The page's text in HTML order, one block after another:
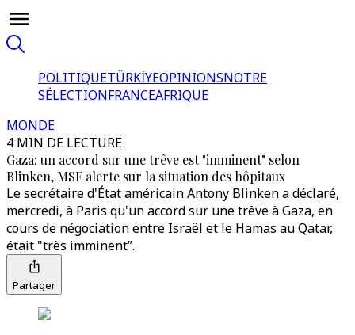
POLITIQUETÜRKİYEOPINIONSNOTRE
SÉLECTIONFRANCEAFRIQUE
MONDE
4 MIN DE LECTURE
Gaza: un accord sur une trêve est "imminent" selon
Blinken, MSF alerte sur la situation des hôpitaux
Le secrétaire d'État américain Antony Blinken a déclaré,
mercredi, à Paris qu'un accord sur une trêve à Gaza, en
cours de négociation entre Israël et le Hamas au Qatar,
était "très imminent”.
Partager